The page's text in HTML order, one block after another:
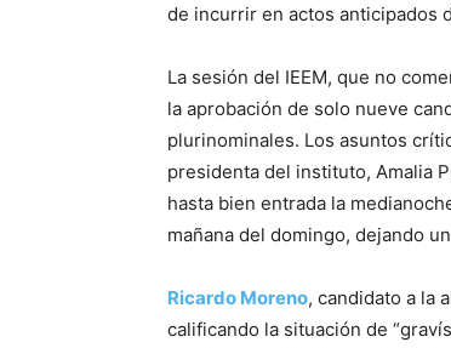
de incurrir en actos anticipados
La sesión del IEEM, que no
la aprobación de solo nueve
plurinominales. Los asuntos
presidenta del instituto, Amalia
hasta bien entrada la
mañana del domingo, dejando
Ricardo Moreno, candidato a la
calificando la situación de